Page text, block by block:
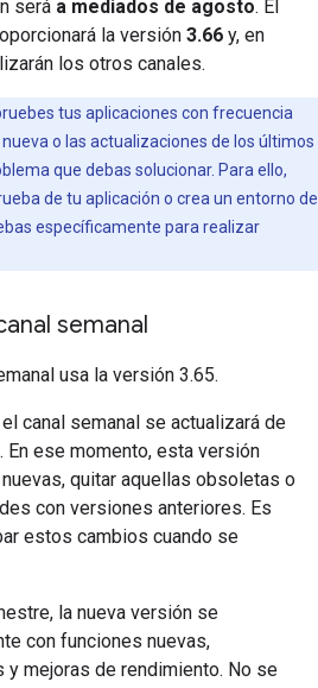
será a mediados de agosto. El
la versión 3.66 y, en
los otros canales.
tus aplicaciones con frecuencia
o las actualizaciones de los últimos
que debas solucionar. Para ello,
de tu aplicación o crea un entorno de
específicamente para realizar
semanal
usa la versión 3.65.
canal semanal se actualizará de
En ese momento, esta versión
quitar aquellas obsoletas o
con versiones anteriores. Es
estos cambios cuando se
la nueva versión se
con funciones nuevas,
mejoras de rendimiento. No se